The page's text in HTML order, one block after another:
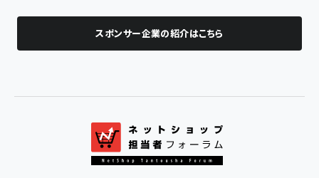
スポンサー企業の紹介はこちら